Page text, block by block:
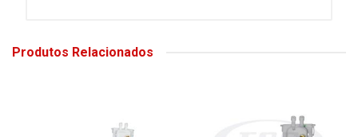
Produtos Relacionados